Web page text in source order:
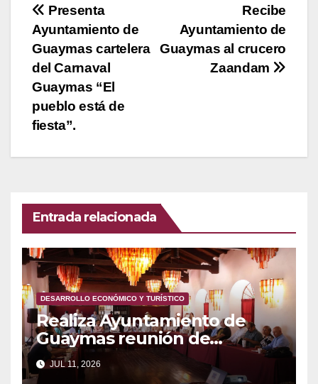
Navegación
de
entradas
Recibe
Ayuntamiento de
Guaymas al crucero
Zaandam
Presenta
Ayuntamiento de
Guaymas cartelera
del Carnaval
Guaymas “El
pueblo está de
fiesta”.
Entrada relacionada
DESARROLLO ECONÓMICO Y TURÍSTICO
Realiza Ayuntamiento de
Guaymas reunión de
cronistas
JUL 11, 2026